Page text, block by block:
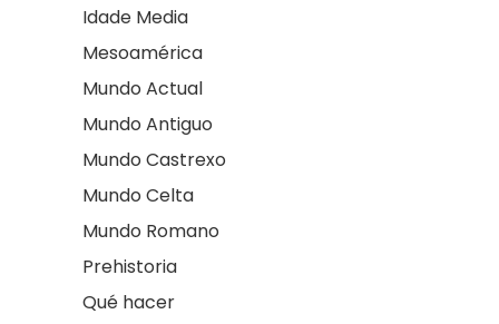
Idade Media
Mesoamérica
Mundo Actual
Mundo Antiguo
Mundo Castrexo
Mundo Celta
Mundo Romano
Prehistoria
Qué hacer